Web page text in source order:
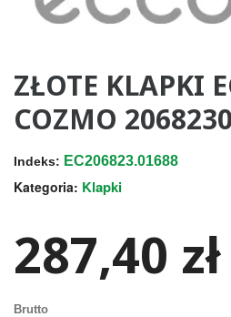
ZŁOTE KLAPKI
COZMO
Indeks: EC206823.01688
Kategoria: Klapki
287,40 zł
Brutto